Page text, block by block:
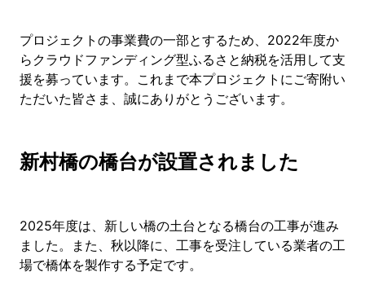
プロジェクトの事業費の一部とするため、2022年度か
らクラウドファンディング型ふるさと納税を活用して支
援を募っています。これまで本プロジェクトにご寄附い
ただいた皆さま、誠にありがとうございます。
新村橋の橋台が設置されました
2025年度は、新しい橋の土台となる橋台の工事が進み
ました。また、秋以降に、工事を受注している業者の工
場で橋体を製作する予定です。